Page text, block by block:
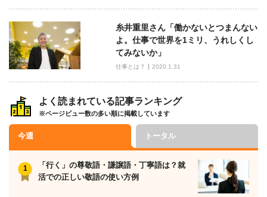
糸井重里さん「働かないとつまんない
よ。仕事で世界を1ミリ、うれしくし
てみないか」
仕事とは？ 2020.1.31
よく読まれている記事ランキング
※ページビュー数の多い順に掲載しています
今週 トータル
「行く」の尊敬語・謙譲語・丁寧語は？就
活での正しい敬語の使い方例